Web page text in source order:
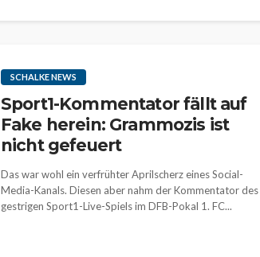
SCHALKE NEWS
Sport1-Kommentator fällt auf
Fake herein: Grammozis ist
nicht gefeuert
Das war wohl ein verfrühter Aprilscherz eines Social-
Media-Kanals. Diesen aber nahm der Kommentator des
gestrigen Sport1-Live-Spiels im DFB-Pokal 1. FC...